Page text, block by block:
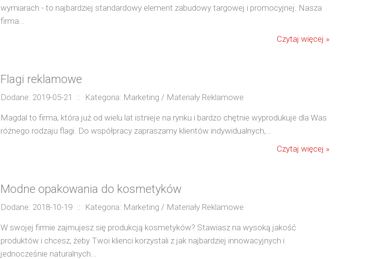
wymiarach - to najbardziej standardowy element zabudowy targowej i promocyjnej. Nasza
firma...
Czytaj więcej »
Flagi reklamowe
Dodane: 2019-05-21 :: Kategoria: Marketing / Materiały Reklamowe
Magdal to firma, która już od wielu lat istnieje na rynku i bardzo chętnie wyprodukuje dla Was
różnego rodzaju flagi. Do współpracy zapraszamy klientów indywidualnych,...
Czytaj więcej »
Modne opakowania do kosmetyków
Dodane: 2018-10-19 :: Kategoria: Marketing / Materiały Reklamowe
W swojej firmie zajmujesz się produkcją kosmetyków? Stawiasz na wysoką jakość
produktów i chcesz, żeby Twoi klienci korzystali z jak najbardziej innowacyjnych i
jednocześnie naturalnych...